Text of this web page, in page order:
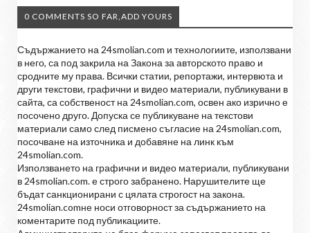
0 COMMENTS SO FAR,ADD YOURS
Съдържанието на 24smolian.com и технологиите, използвани
в него, са под закрила на Закона за авторското право и
сродните му права. Всички статии, репортажи, интервюта и
други текстови, графични и видео материали, публикувани в
сайта, са собственост на 24smolian.com, освен ако изрично е
посочено друго. Допуска се публикуване на текстови
материали само след писмено съгласие на 24smolian.com,
посочване на източника и добавяне на линк към
24smolian.com.
Използването на графични и видео материали, публикувани
в 24smolian.com. е строго забранено. Нарушителите ще
бъдат санкционирани с цялата строгост на закона.
24smolian.comне носи отговорност за съдържанието на
коментарите под публикациите.